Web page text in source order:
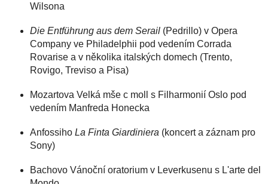
Wilsona
Die Entführung aus dem Serail (Pedrillo) v Opera
Company ve Philadelphii pod vedením Corrada
Rovarise a v několika italských domech (Trento,
Rovigo, Treviso a Pisa)
Mozartova Velká mše c moll s Filharmonií Oslo pod
vedením Manfreda Honecka
Anfossiho La Finta Giardiniera (koncert a záznam pro
Sony)
Bachovo Vánoční oratorium v Leverkusenu s L'arte del